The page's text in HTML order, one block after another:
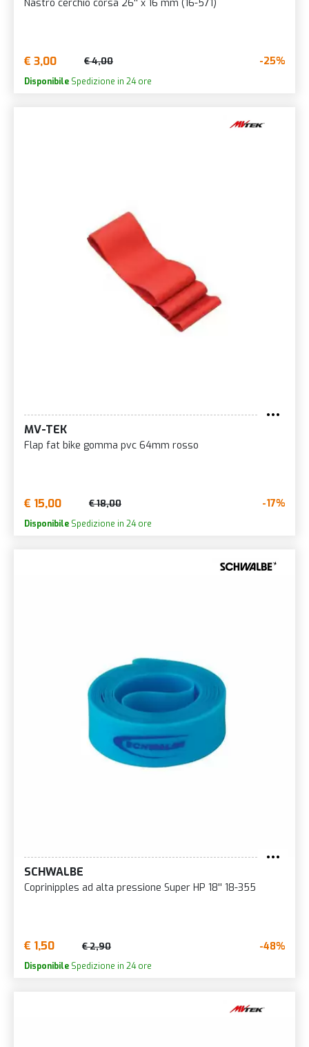
Nastro cerchio corsa 26'' x 16 mm (16-571)
€ 3,00 € 4,00 -25%
Disponibile Spedizione in 24 ore
MV-TEK
Flap fat bike gomma pvc 64mm rosso
€ 15,00 € 18,00 -17%
Disponibile Spedizione in 24 ore
SCHWALBE
Coprinipples ad alta pressione Super HP 18'' 18-355
€ 1,50 € 2,90 -48%
Disponibile Spedizione in 24 ore